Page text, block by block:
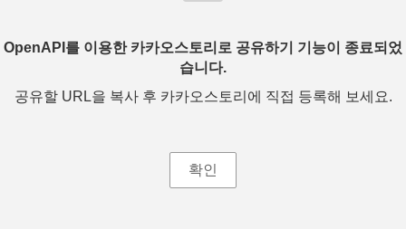
OpenAPI를 이용한 카카오스토리로 공유하기 기능이 종료되었
습니다.
공유할 URL을 복사 후 카카오스토리에 직접 등록해 보세요.
확인